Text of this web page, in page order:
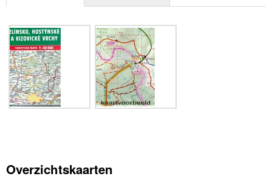
Overzichtskaarten